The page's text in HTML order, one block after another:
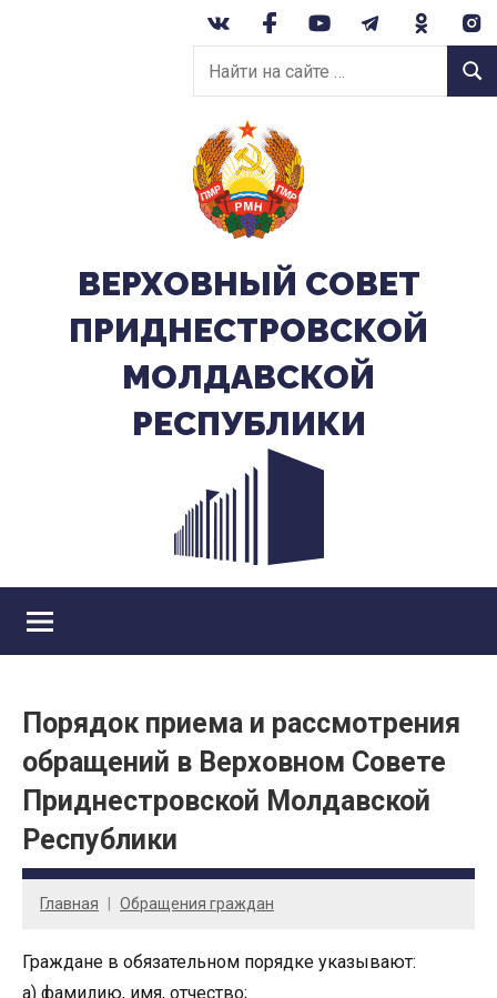
Найти
на
сайте:
ВЕРХОВНЫЙ CОВЕТ
ПРИДНЕСТРОВСКОЙ
МОЛДАВСКОЙ
РЕСПУБЛИКИ
Порядок приема и рассмотрения
обращений в Верховном Совете
Приднестровской Молдавской
Республики
Главная Обращения граждан
Граждане в обязательном порядке указывают:
а) фамилию, имя, отчество;